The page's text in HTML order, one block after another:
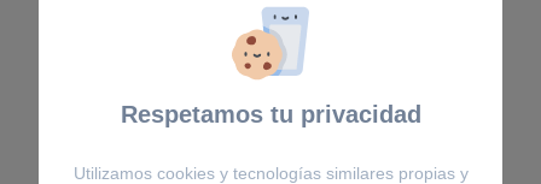
eu duo. Aeque integre eu eos, eu possit
civibus vituperata mel, iriure splendide
voluptaria vel te. No vis integre corpora
intellegat. Has bonorum impedit maluisset
Respetamos tu privacidad
Utilizamos cookies y tecnologías similares propias y